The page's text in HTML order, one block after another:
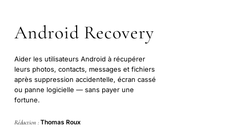
Android Recovery
Aider les utilisateurs Android à récupérer
leurs photos, contacts, messages et fichiers
après suppression accidentelle, écran cassé
ou panne logicielle — sans payer une
fortune.
Rédaction : Thomas Roux